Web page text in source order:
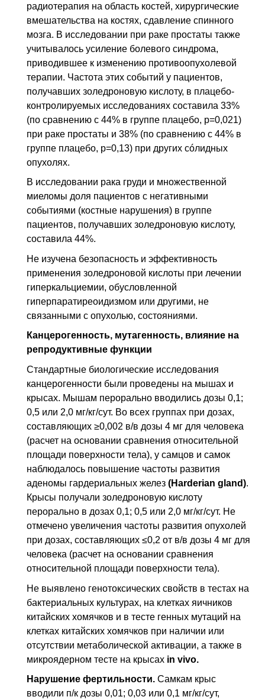
радиотерапия на область костей, хирургические
вмешательства на костях, сдавление спинного
мозга. В исследовании при раке простаты также
учитывалось усиление болевого синдрома,
приводившее к изменению противоопухолевой
терапии. Частота этих событий у пациентов,
получавших золедроновую кислоту, в плацебо-
контролируемых исследованиях составила 33%
(по сравнению с 44% в группе плацебо, р=0,021)
при раке простаты и 38% (по сравнению с 44% в
группе плацебо, р=0,13) при других сóлидных
опухолях.
В исследовании рака груди и множественной
миеломы доля пациентов с негативными
событиями (костные нарушения) в группе
пациентов, получавших золедроновую кислоту,
составила 44%.
Не изучена безопасность и эффективность
применения золедроновой кислоты при лечении
гиперкальциемии, обусловленной
гиперпаратиреоидизмом или другими, не
связанными с опухолью, состояниями.
Канцерогенность, мутагенность, влияние на
репродуктивные функции
Стандартные биологические исследования
канцерогенности были проведены на мышах и
крысах. Мышам перорально вводились дозы 0,1;
0,5 или 2,0 мг/кг/сут. Во всех группах при дозах,
составляющих ≥0,002 в/в дозы 4 мг для человека
(расчет на основании сравнения относительной
площади поверхности тела), у самцов и самок
наблюдалось повышение частоты развития
аденомы гардериальных желез (Harderian gland).
Крысы получали золедроновую кислоту
перорально в дозах 0,1; 0,5 или 2,0 мг/кг/сут. Не
отмечено увеличения частоты развития опухолей
при дозах, составляющих ≤0,2 от в/в дозы 4 мг для
человека (расчет на основании сравнения
относительной площади поверхности тела).
Не выявлено генотоксических свойств в тестах на
бактериальных культурах, на клетках яичников
китайских хомячков и в тесте генных мутаций на
клетках китайских хомячков при наличии или
отсутствии метаболической активации, а также в
микроядерном тесте на крысах in vivo.
Нарушение фертильности. Самкам крыс
вводили п/к дозы 0,01; 0,03 или 0,1 мг/кг/сут,